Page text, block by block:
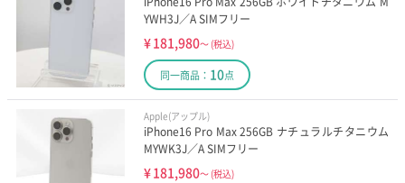
YWH3J／A SIMフリー
¥181,980～ (税込)
同一商品： 10点
Apple(アップル)
iPhone16 Pro Max 256GB ナチュラルチタニウム
MYWK3J／A SIMフリー
¥181,980～ (税込)